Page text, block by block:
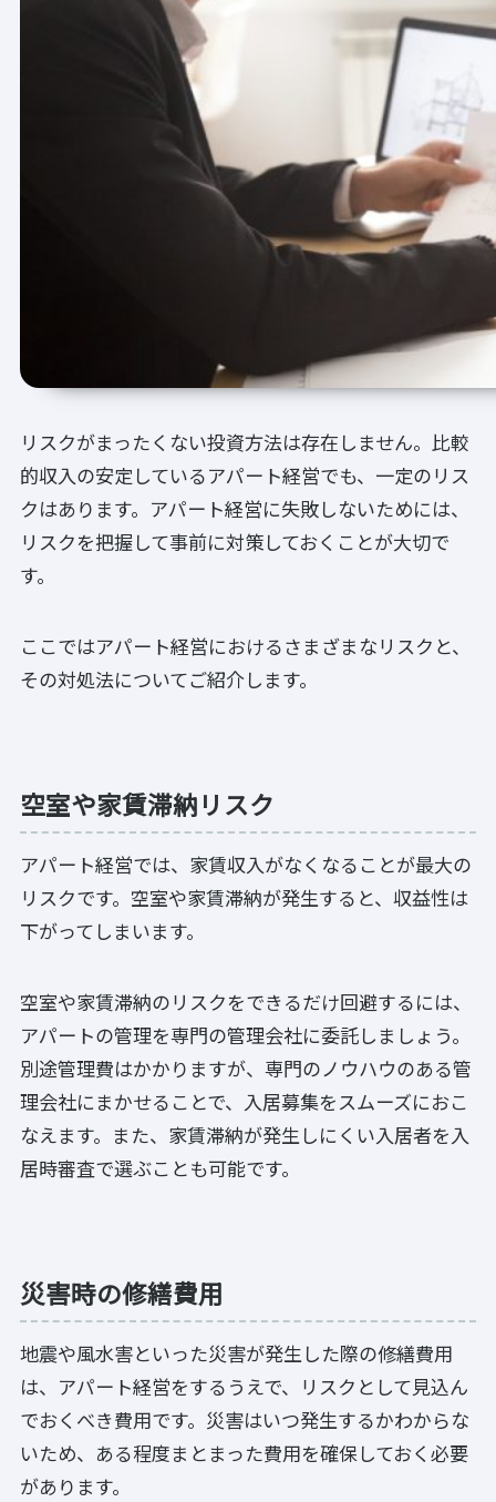
リスクがまったくない投資方法は存在しません。比較
的収入の安定しているアパート経営でも、一定のリス
クはあります。アパート経営に失敗しないためには、
リスクを把握して事前に対策しておくことが大切で
す。
ここではアパート経営におけるさまざまなリスクと、
その対処法についてご紹介します。
空室や家賃滞納リスク
アパート経営では、家賃収入がなくなることが最大の
リスクです。空室や家賃滞納が発生すると、収益性は
下がってしまいます。
空室や家賃滞納のリスクをできるだけ回避するには、
アパートの管理を専門の管理会社に委託しましょう。
別途管理費はかかりますが、専門のノウハウのある管
理会社にまかせることで、入居募集をスムーズにおこ
なえます。また、家賃滞納が発生しにくい入居者を入
居時審査で選ぶことも可能です。
災害時の修繕費用
地震や風水害といった災害が発生した際の修繕費用
は、アパート経営をするうえで、リスクとして見込ん
でおくべき費用です。災害はいつ発生するかわからな
いため、ある程度まとまった費用を確保しておく必要
があります。